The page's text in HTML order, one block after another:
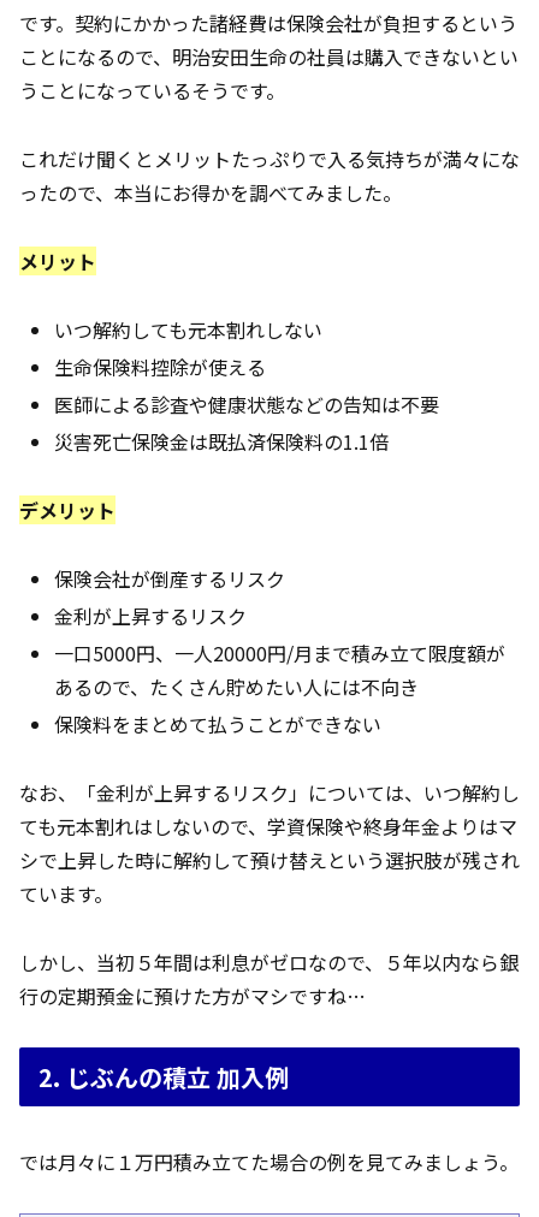
です。契約にかかった諸経費は保険会社が負担するという
ことになるので、明治安田生命の社員は購入できないとい
うことになっているそうです。
これだけ聞くとメリットたっぷりで入る気持ちが満々にな
ったので、本当にお得かを調べてみました。
メリット
いつ解約しても元本割れしない
生命保険料控除が使える
医師による診査や健康状態などの告知は不要
災害死亡保険金は既払済保険料の1.1倍
デメリット
保険会社が倒産するリスク
金利が上昇するリスク
一口5000円、一人20000円/月まで積み立て限度額が
あるので、たくさん貯めたい人には不向き
保険料をまとめて払うことができない
なお、「金利が上昇するリスク」については、いつ解約し
ても元本割れはしないので、学資保険や終身年金よりはマ
シで上昇した時に解約して預け替えという選択肢が残され
ています。
しかし、当初５年間は利息がゼロなので、５年以内なら銀
行の定期預金に預けた方がマシですね…
2. じぶんの積立 加入例
では月々に１万円積み立てた場合の例を見てみましょう。